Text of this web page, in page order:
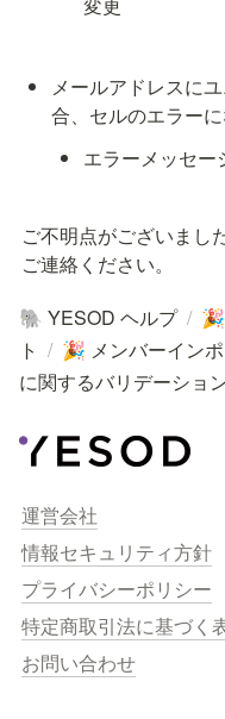
メールアドレスに
合、セルのエラー
エラーメッセー
ご不明点がございまし
ご連絡ください。
🐘 YESOD ヘルプ / 🎉
ト / 🎉 メンバーイン
に関するバリデーショ
運営会社
情報セキュリティ方針
プライバシーポリシー
特定商取引法に基づく
お問い合わせ